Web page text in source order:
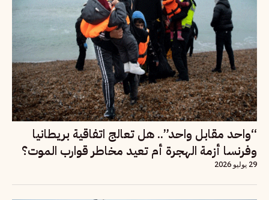
“واحد مقابل واحد”.. هل تعالج اتفاقية بريطانيا
وفرنسا أزمة الهجرة أم تعيد مخاطر قوارب الموت؟
29 يوليو 2026